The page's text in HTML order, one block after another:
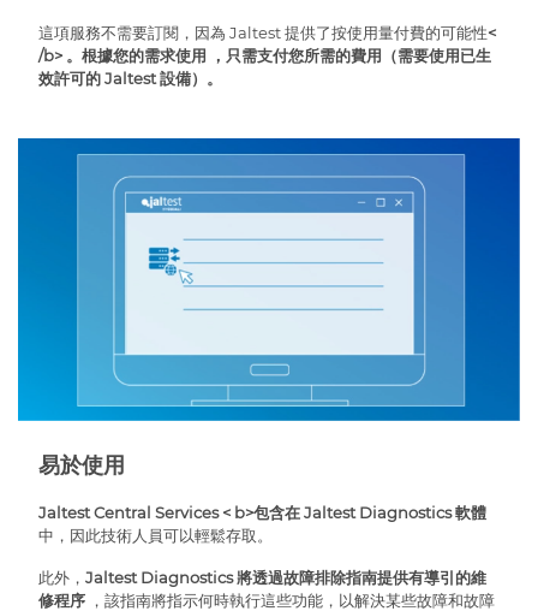
這項服務不需要訂閱，因為 Jaltest 提供了按使用量付費的可能性<
/b> 。 根據您的需求使用 ，只需支付您所需的費用（需要使用已生
效許可的 Jaltest 設備）。
易於使用
Jaltest Central Services< b>包含在 Jaltest Diagnostics 軟體
中，因此技術人員可以輕鬆存取。
此外， Jaltest Diagnostics 將透過故障排除指南提供有導引的維
修程序 ，該指南將指示何時執行這些功能，以解決某些故障和故障